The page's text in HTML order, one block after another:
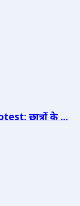
छात्रों के ...